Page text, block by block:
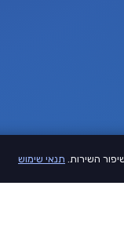
השירות. תנאי שימוש